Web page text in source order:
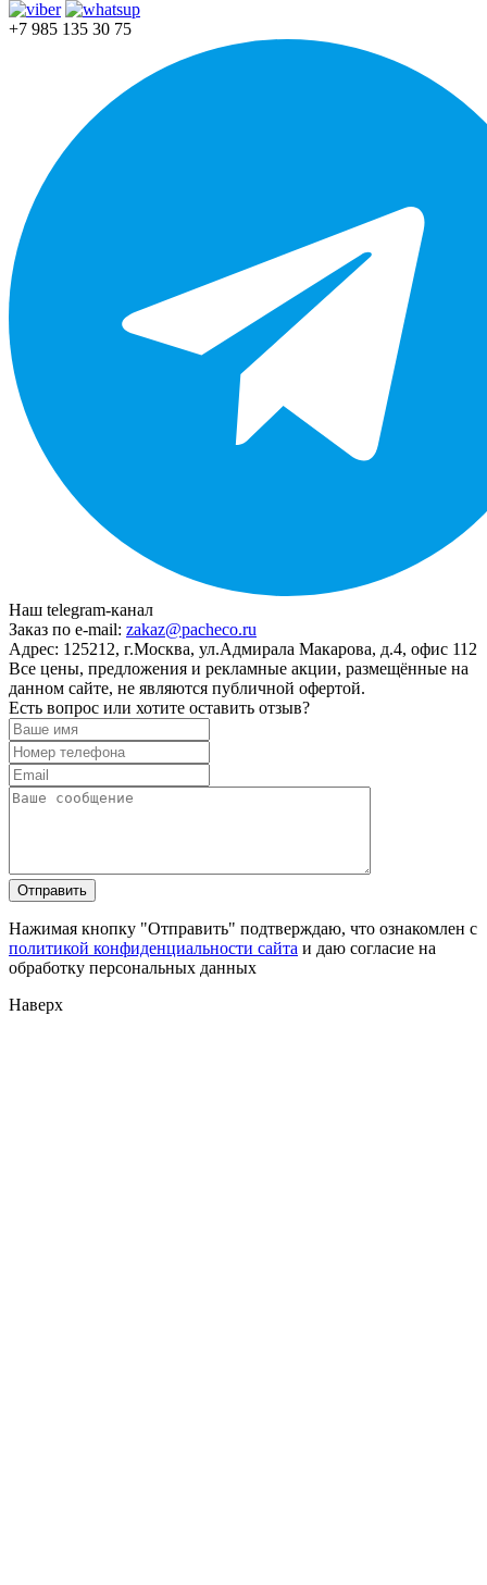
+7 985 135 30 75
Наш telegram-канал
Заказ по e-mail: zakaz@pacheco.ru
Адрес: 125212, г.Москва, ул.Адмирала Макарова, д.4, офис 112
Все цены, предложения и рекламные акции, размещённые на
данном сайте, не являются публичной офертой.
Есть вопрос или хотите оставить отзыв?
Нажимая кнопку "Отправить" подтверждаю, что ознакомлен с
политикой конфиденциальности сайта и даю согласие на
обработку персональных данных
Наверх